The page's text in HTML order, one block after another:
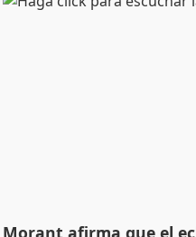
Morant afirma que el